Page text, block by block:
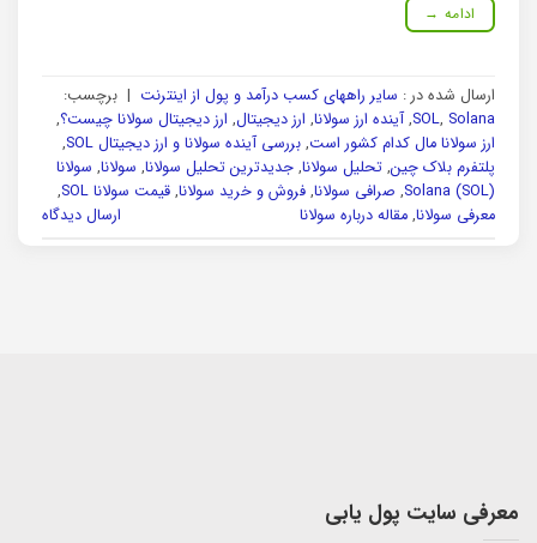
ادامه →
ارسال شده در : سایر راههای کسب درآمد و پول از اینترنت | برچسب:
SOL, Solana
,آینده ارز سولانا, ارز دیجیتال, ارز دیجیتال سولانا چیست؟,
ارز سولانا مال کدام کشور است, بررسی آینده سولانا و ارز دیجیتال SOL
,
پلتفرم بلاک چین, تحلیل سولانا, جدیدترین تحلیل سولانا, سولانا, سولانا
Solana (SOL)
, صرافی سولانا, فروش و خرید سولانا, قیمت سولانا SOL
,
معرفی سولانا, مقاله درباره سولانا ارسال دیدگاه
معرفی سایت پول یابی